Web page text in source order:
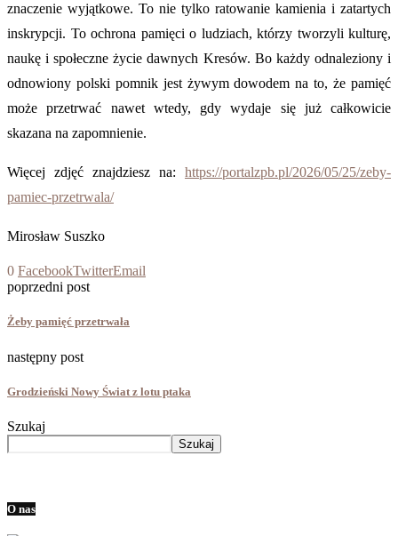
znaczenie wyjątkowe. To nie tylko ratowanie kamienia i zatartych
inskrypcji. To ochrona pamięci o ludziach, którzy tworzyli kulturę,
naukę i społeczne życie dawnych Kresów. Bo każdy odnaleziony i
odnowiony polski pomnik jest żywym dowodem na to, że pamięć
może przetrwać nawet wtedy, gdy wydaje się już całkowicie
skazana na zapomnienie.
Więcej zdjęć znajdziesz na: https://portalzpb.pl/2026/05/25/zeby-
pamiec-przetrwala/
Mirosław Suszko
0 FacebookTwitterEmail
poprzedni post
Żeby pamięć przetrwała
następny post
Grodzieński Nowy Świat z lotu ptaka
Szukaj
Szukaj
O nas